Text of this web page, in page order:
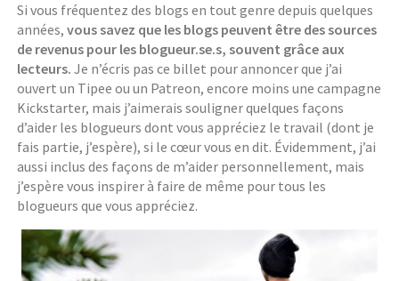
Si vous fréquentez des blogs en tout genre depuis quelques
années,vous savez que les blogs peuvent être des sources
de revenus pour les blogueur.se.s, souvent grâce aux
lecteurs. Je n’écris pas ce billet pour annoncer que j’ai
ouvert un Tipee ou un Patreon, encore moins une campagne
Kickstarter, mais j’aimerais souligner quelques façons
d’aider les blogueurs dont vous appréciez le travail (dont je
fais partie, j’espère), si le cœur vous en dit. Évidemment, j’ai
aussi inclus des façons de m’aider personnellement, mais
j’espère vous inspirer à faire de même pour tous les
blogueurs que vous appréciez.